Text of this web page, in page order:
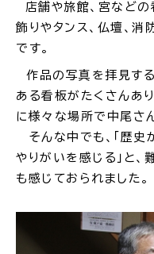
店舗や旅館、宮などの
飾りやタンス、仏壇、消
です。
作品の写真を拝見す
ある看板がたくさんあ
に様々な場所で中尾さ
そんな中でも、「 歴史
やりがいを感じる」と
も感じておられました。